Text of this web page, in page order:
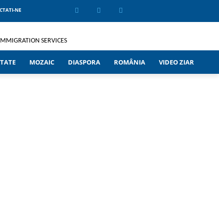
NE
MOZAIC DIASPORA ROMÂNIA VIDEO ZIAR